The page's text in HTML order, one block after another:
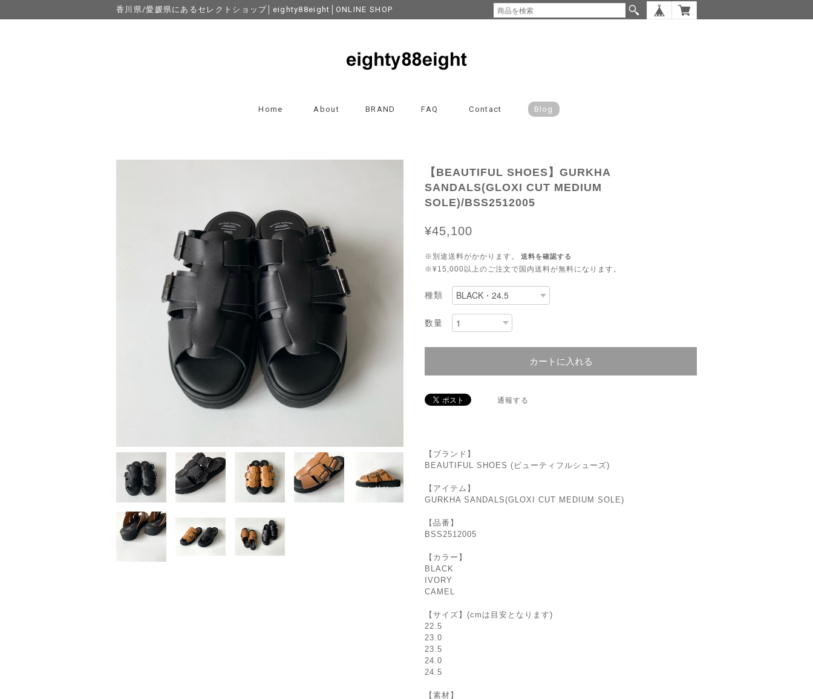
香川県/愛媛県にあるセレクトショップ│eighty88eight│ONLINE SHOP
Home About BRAND FAQ Contact Blog
【BEAUTIFUL SHOES】GURKHA
SANDALS(GLOXI CUT MEDIUM
SOLE)/BSS2512005
¥45,100
※別途送料がかかります。 送料を確認する
※¥15,000以上のご注文で国内送料が無料になります。
種類
数量
カートに入れる
通報する
【ブランド】
BEAUTIFUL SHOES (ビューティフルシューズ)
【アイテム】
GURKHA SANDALS(GLOXI CUT MEDIUM SOLE)
【品番】
BSS2512005
【カラー】
BLACK
IVORY
CAMEL
【サイズ】(cmは目安となります)
22.5
23.0
23.5
24.0
24.5
【素材】